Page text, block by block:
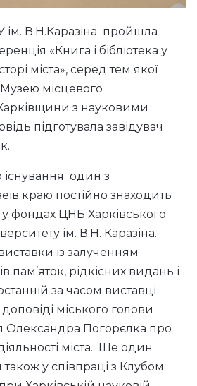
ім. В.Н.Каразіна пройшла
«Книга і бібліотека у
міста», серед тем якої
місцевого
з науковими
підготувала завідувач
існування один з
краю постійно знаходить
фондах ЦНБ Харківського
ім. В.Н. Каразіна.
із залученням
пам’яток, рідкісних видань і
за часом виставці
міського голови
Олександра Погорєлка про
міста. Ще один
також у співпраці з Клубом